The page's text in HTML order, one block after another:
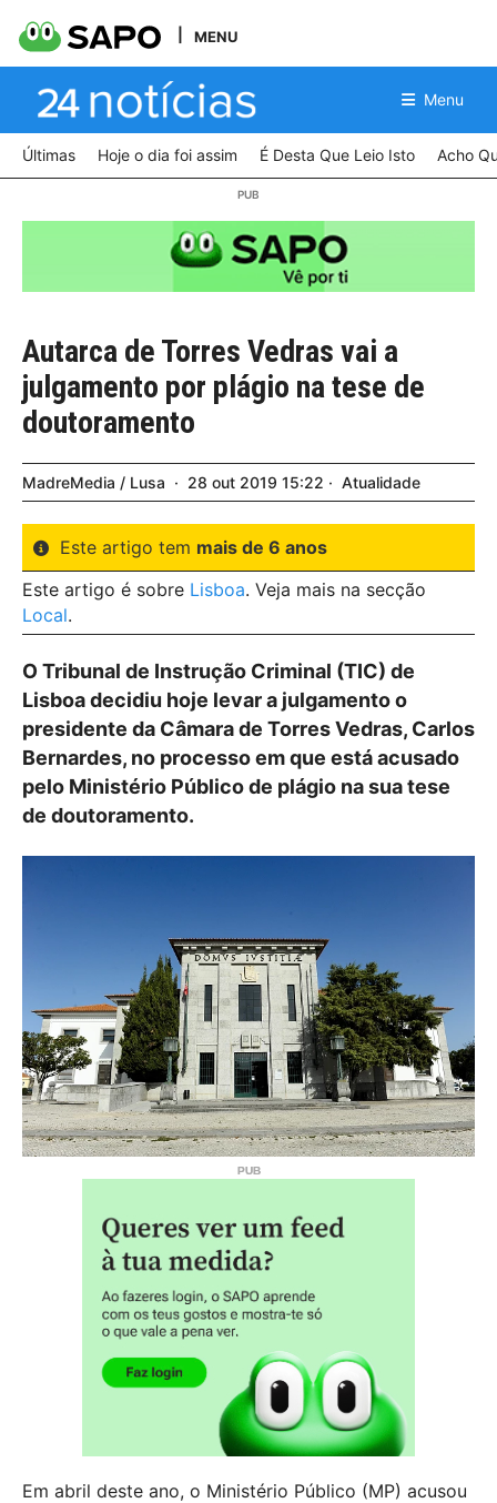
MENU
Menu
Últimas Hoje o dia foi assim É Desta Que Leio Isto Acho
Autarca de Torres Vedras vai a
julgamento por plágio na tese de
doutoramento
MadreMedia / Lusa 28 out 2019 15:22 Atualidade
Este artigo tem mais de 6 anos
Este artigo é sobre Lisboa. Veja mais na secção
Local.
O Tribunal de Instrução Criminal (TIC) de
Lisboa decidiu hoje levar a julgamento o
presidente da Câmara de Torres Vedras, Carlos
Bernardes, no processo em que está acusado
pelo Ministério Público de plágio na sua tese
de doutoramento.
Em abril deste ano, o Ministério Público (MP) acusou